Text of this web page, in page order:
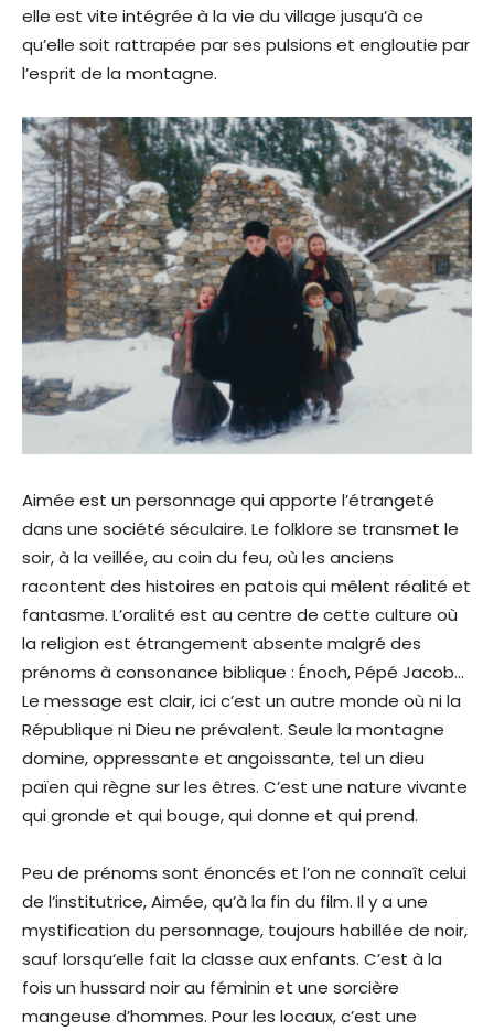
elle est vite intégrée à la vie du village jusqu’à ce
qu’elle soit rattrapée par ses pulsions et engloutie par
l’esprit de la montagne.
Aimée est un personnage qui apporte l’étrangeté
dans une société séculaire. Le folklore se transmet le
soir, à la veillée, au coin du feu, où les anciens
racontent des histoires en patois qui mêlent réalité et
fantasme. L’oralité est au centre de cette culture où
la religion est étrangement absente malgré des
prénoms à consonance biblique : Énoch, Pépé Jacob…
Le message est clair, ici c’est un autre monde où ni la
République ni Dieu ne prévalent. Seule la montagne
domine, oppressante et angoissante, tel un dieu
païen qui règne sur les êtres. C’est une nature vivante
qui gronde et qui bouge, qui donne et qui prend.
Peu de prénoms sont énoncés et l’on ne connaît celui
de l’institutrice, Aimée, qu’à la fin du film. Il y a une
mystification du personnage, toujours habillée de noir,
sauf lorsqu‘elle fait la classe aux enfants. C’est à la
fois un hussard noir au féminin et une sorcière
mangeuse d’hommes. Pour les locaux, c’est une